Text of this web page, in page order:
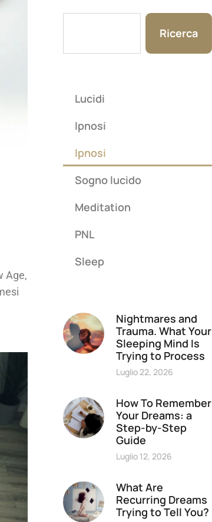
Age,
Ricerca
Lucidi
Ipnosi
Ipnosi
Sogno lucido
Meditation
PNL
Sleep
Nightmares and
Trauma. What Your
Sleeping Mind Is
Trying to Process
Luglio 22, 2026
How To Remember
Your Dreams: a
Step-by-Step
Guide
Luglio 12, 2026
What Are
Recurring Dreams
Trying to Tell You?